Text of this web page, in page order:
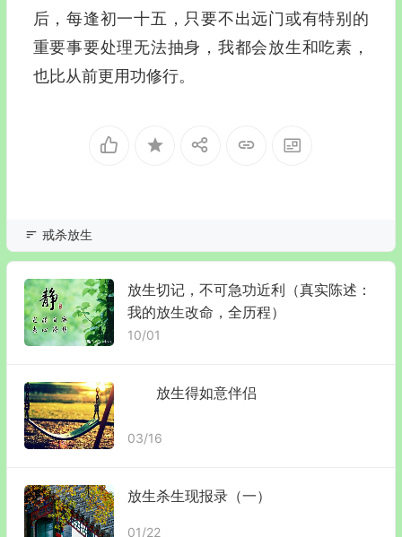
后，每逢初一十五，只要不出远门或有特别的
重要事要处理无法抽身，我都会放生和吃素，
也比从前更用功修行。
戒杀放生
放生切记，不可急功近利（真实陈述：
我的放生改命，全历程）
10/01
放生得如意伴侣
03/16
放生杀生现报录（一）
01/22